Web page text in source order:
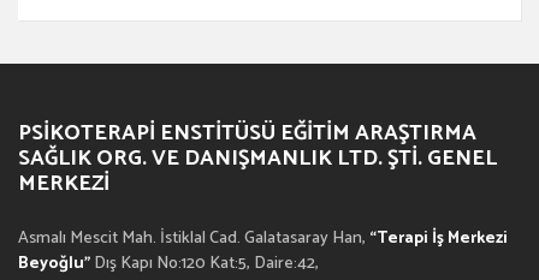
PSIKOTERAPI ENSTITÜSÜ EĞITIM ARAŞTIRMA
SAĞLIK ORG. VE DANIŞMANLIK LTD. ŞTI. GENEL
MERKEZI
Asmalı Mescit Mah. İstiklal Cad. Galatasaray Han, “Terapi İş Merkezi
Beyoğlu”Dış Kapı No:120 Kat:5, Daire:42,